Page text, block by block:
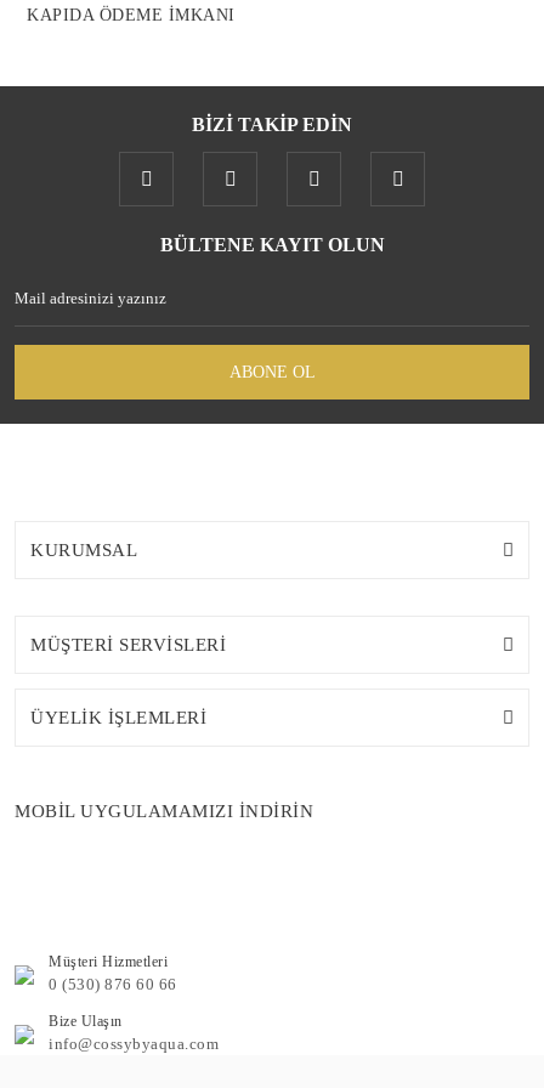
Gönder
KAPIDA ÖDEME İMKANI
BİZİ TAKİP EDİN
BÜLTENE KAYIT OLUN
ABONE OL
KURUMSAL
MÜŞTERİ SERVİSLERİ
ÜYELİK İŞLEMLERİ
MOBİL UYGULAMAMIZI İNDİRİN
Müşteri Hizmetleri
0 (530) 876 60 66
Bize Ulaşın
info@cossybyaqua.com